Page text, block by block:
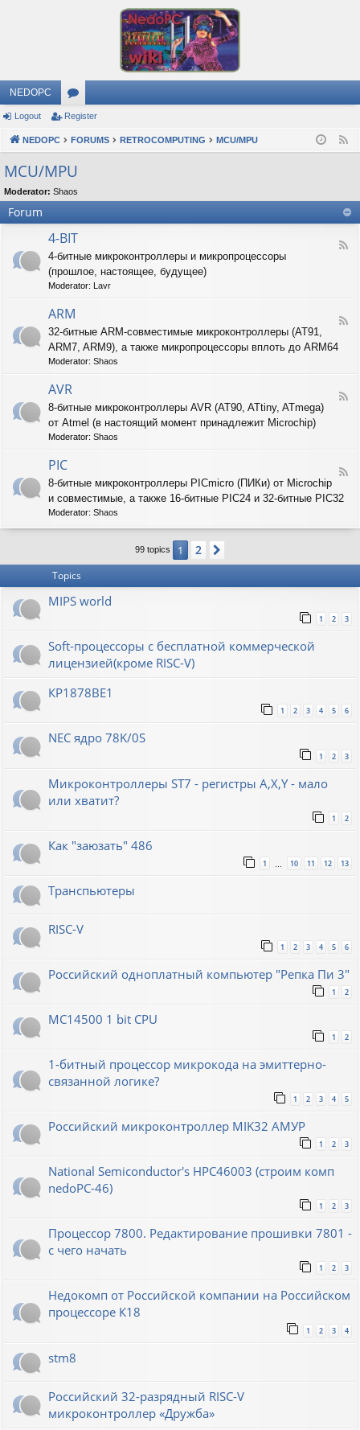
NEDOPC
or
u
m
s
Logout Register
NEDOPC FORUMS RETROCOMPUTING MCU/MPU
MCU/MPU
Moderator: Shaos
Forum
F
I
4-BIT
4-битные микроконтроллеры и микропроцессоры
(прошлое, настоящее, будущее)
Moderator: Lavr
F
e
R
ARM
32-битные ARM-совместимые микроконтроллеры (AT91,
ARM7, ARM9), а также микропроцессоры вплоть до ARM64
Moderator: Shaos
F
V
AVR
8-битные микроконтроллеры AVR (AT90, ATtiny, ATmega)
от Atmel (в настоящий момент принадлежит Microchip)
Moderator: Shaos
F
e
PIC
8-битные микроконтроллеры PICmicro (ПИКи) от Microchip
и совместимые, а также 16-битные PIC24 и 32-битные PIC32
Moderator: Shaos
99 topics 1 2
Topics
MIPS world
1 2 3
Soft-процессоры с бесплатной коммерческой
лицензией(кроме RISC-V)
КР1878ВЕ1
1 2 3 4 5 6
NEC ядро 78K/0S
1 2 3
Микроконтроллеры ST7 - регистры A,X,Y - мало
или хватит?
1 2
Как "заюзать" 486
1 10 11 12 13
Транспьютеры
RISC-V
1 2 3 4 5 6
Российский одноплатный компьютер "Репка Пи 3"
1 2
MC14500 1 bit CPU
1 2
1-битный процессор микрокода на эмиттерно-
связанной логике?
1 2 3 4 5
Российский микроконтроллер MIK32 АМУР
1 2 3
National Semiconductor's HPC46003 (строим комп
nedoPC-46)
1 2 3
Процессор 7800. Редактирование прошивки 7801 -
с чего начать
1 2 3
Недокомп от Российской компании на Российском
процессоре К18
1 2 3 4
stm8
Российский 32-разрядный RISC-V
микроконтроллер «Дружба»